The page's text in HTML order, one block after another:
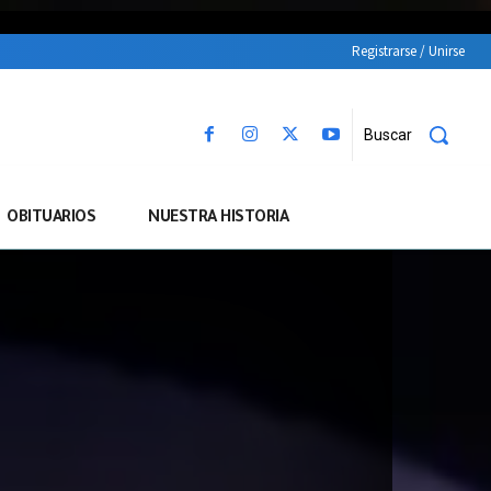
Registrarse / Unirse
Buscar
OBITUARIOS NUESTRA HISTORIA